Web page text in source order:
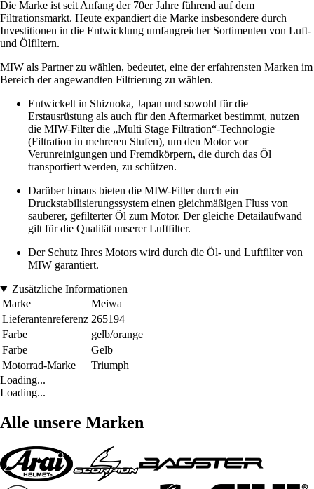
Die Marke ist seit Anfang der 70er Jahre führend auf dem
Filtrationsmarkt. Heute expandiert die Marke insbesondere durch
Investitionen in die Entwicklung umfangreicher Sortimenten von Luft-
und Ölfiltern.
MIW als Partner zu wählen, bedeutet, eine der erfahrensten Marken im
Bereich der angewandten Filtrierung zu wählen.
Entwickelt in Shizuoka, Japan und sowohl für die
Erstausrüstung als auch für den Aftermarket bestimmt, nutzen
die MIW-Filter die „Multi Stage Filtration“-Technologie
(Filtration in mehreren Stufen), um den Motor vor
Verunreinigungen und Fremdkörpern, die durch das Öl
transportiert werden, zu schützen.
Darüber hinaus bieten die MIW-Filter durch ein
Druckstabilisierungssystem einen gleichmäßigen Fluss von
sauberer, gefilterter Öl zum Motor. Der gleiche Detailaufwand
gilt für die Qualität unserer Luftfilter.
Der Schutz Ihres Motors wird durch die Öl- und Luftfilter von
MIW garantiert.
Zusätzliche Informationen
Marke
Meiwa
Lieferantenreferenz 265194
Farbe
gelb/orange
Farbe
Gelb
Motorrad-Marke
Triumph
Loading...
Loading...
Alle unsere Marken